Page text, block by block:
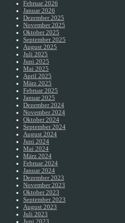
Februar 2026
Januar 2026
Dezember 2025
November 2025
Oktober 2025
September 2025
August 2025
Juli 2025
Juni 2025
Mai 2025
April 2025
März 2025
Februar 2025
Januar 2025
Dezember 2024
November 2024
Oktober 2024
September 2024
August 2024
Juni 2024
Mai 2024
März 2024
Februar 2024
Januar 2024
Dezember 2023
November 2023
Oktober 2023
September 2023
August 2023
Juli 2023